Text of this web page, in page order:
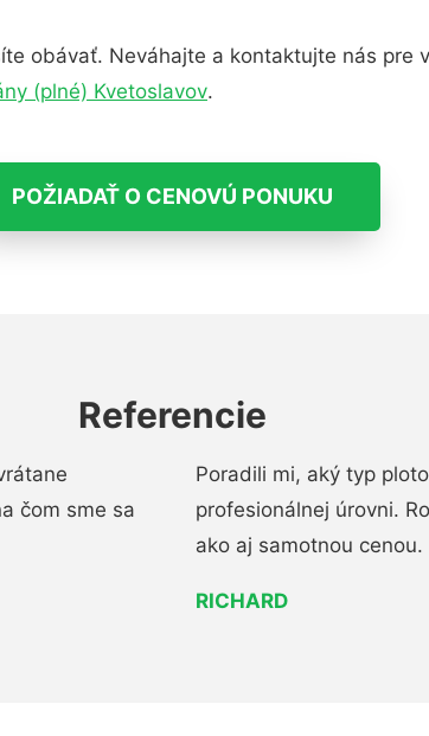
obávať. Neváhajte a kontaktujte nás pre
(plné) Kvetoslavov.
POŽIADAŤ O CENOVÚ PONUKU
Referencie
čom sme sa
Poradili mi, aký typ
profesionálnej úrovni.
ako aj samotnou
RICHARD